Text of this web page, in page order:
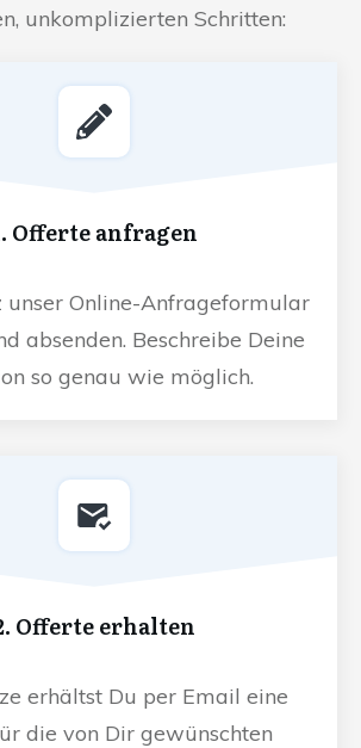
unkomplizierten Schritten:
Offerte anfragen
unser Online-Anfrageformular
absenden. Beschreibe Deine
so genau wie möglich.
Offerte erhalten
erhältst Du per Email eine
die von Dir gewünschten